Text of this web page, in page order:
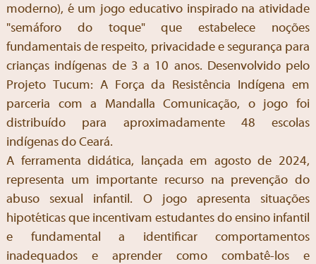
moderno), é um jogo educativo inspirado na atividade
"semáforo do toque" que estabelece noções
fundamentais de respeito, privacidade e segurança para
crianças indígenas de 3 a 10 anos. Desenvolvido pelo
Projeto Tucum: A Força da Resistência Indígena em
parceria com a Mandalla Comunicação, o jogo foi
distribuído para aproximadamente 48 escolas
indígenas do Ceará.
A ferramenta didática, lançada em agosto de 2024,
representa um importante recurso na prevenção do
abuso sexual infantil. O jogo apresenta situações
hipotéticas que incentivam estudantes do ensino infantil
e fundamental a identificar comportamentos
inadequados e aprender como combatê-los e